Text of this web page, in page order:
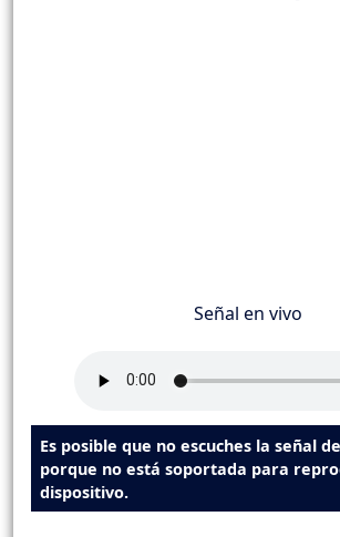
Señal en vivo
Es posible que no escuches la señal
porque no está soportada para
dispositivo.